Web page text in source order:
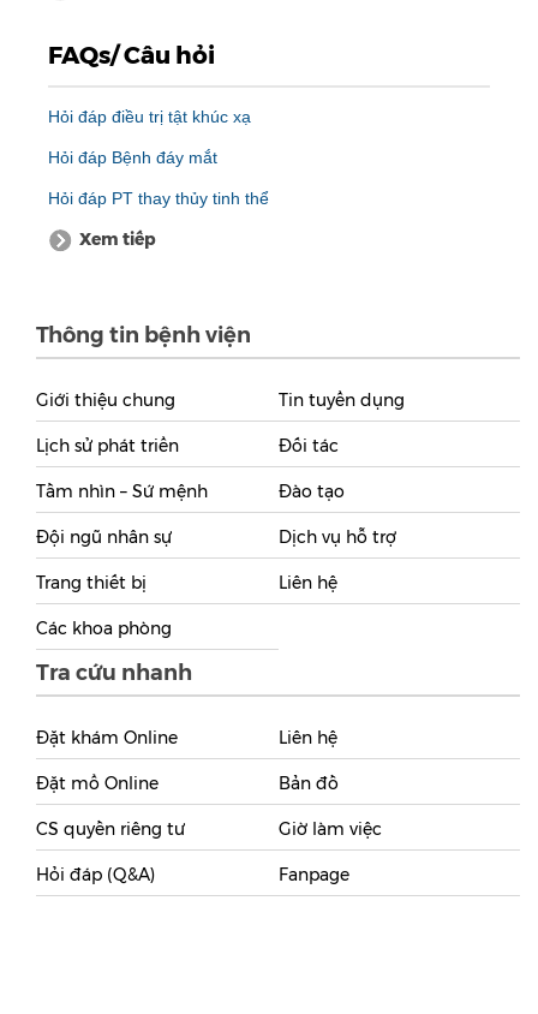
FAQs/ Câu hỏi
Hỏi đáp điều trị tật khúc xạ
Hỏi đáp Bệnh đáy mắt
Hỏi đáp PT thay thủy tinh thể
Xem tiếp
Thông tin bệnh viện
Giới thiệu chung
Lịch sử phát triển
Tầm nhìn – Sứ mệnh
Đội ngũ nhân sự
Trang thiết bị
Các khoa phòng
Tin tuyển dụng
Đối tác
Đào tạo
Dịch vụ hỗ trợ
Liên hệ
Tra cứu nhanh
Đặt khám Online
Đặt mổ Online
CS quyền riêng tư
Hỏi đáp (Q&A)
Liên hệ
Bản đồ
Giờ làm việc
Fanpage